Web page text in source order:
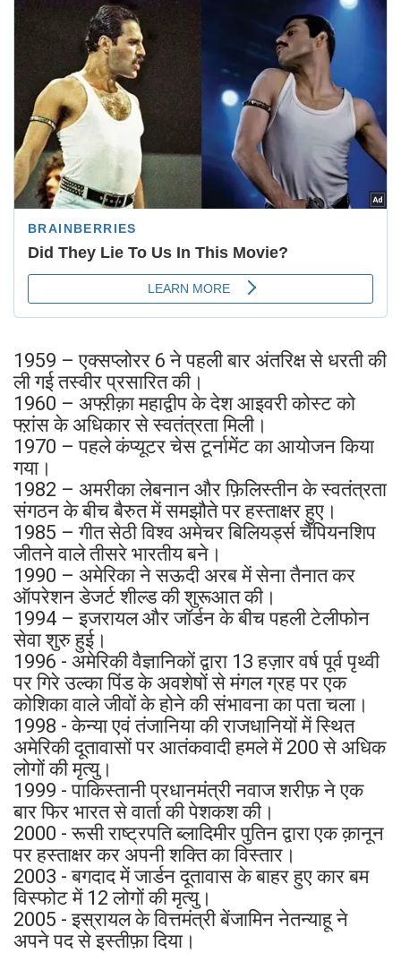
1959 – एक्सप्लोरर 6 ने पहली बार अंतरिक्ष से धरती की
ली गई तस्वीर प्रसारित की।
1960 – अफ्ऱीक़ा महाद्वीप के देश आइवरी कोस्ट को
फ्ऱांस के अधिकार से स्वतंत्रता मिली।
1970 – पहले कंप्यूटर चेस टूर्नामेंट का आयोजन किया
गया।
1982 – अमरीका लेबनान और फ़िलिस्तीन के स्वतंत्रता
संगठन के बीच बैरुत में समझौते पर हस्ताक्षर हुए।
1985 – गीत सेठी विश्व अमेचर बिलियर्ड्स चैंपियनशिप
जीतने वाले तीसरे भारतीय बने।
1990 – अमेरिका ने सऊदी अरब में सेना तैनात कर
ऑपरेशन डेजर्ट शील्ड की शुरूआत की।
1994 – इजरायल और जॉर्डन के बीच पहली टेलीफोन
सेवा शुरु हुई।
1996 - अमेरिकी वैज्ञानिकों द्वारा 13 हज़ार वर्ष पूर्व पृथ्वी
पर गिरे उल्का पिंड के अवशेषों से मंगल ग्रह पर एक
कोशिका वाले जीवों के होने की संभावना का पता चला।
1998 - केन्या एवं तंजानिया की राजधानियों में स्थित
अमेरिकी दूतावासों पर आतंकवादी हमले में 200 से अधिक
लोगों की मृत्यु।
1999 - पाकिस्तानी प्रधानमंत्री नवाज शरीफ़ ने एक
बार फिर भारत से वार्ता की पेशकश की।
2000 - रूसी राष्ट्रपति ब्लादिमीर पुतिन द्वारा एक क़ानून
पर हस्ताक्षर कर अपनी शक्ति का विस्तार।
2003 - बगदाद में जार्डन दूतावास के बाहर हुए कार बम
विस्फोट में 12 लोगों की मृत्यु।
2005 - इस्रायल के वित्तमंत्री बेंजामिन नेतन्याहू ने
अपने पद से इस्तीफ़ा दिया।